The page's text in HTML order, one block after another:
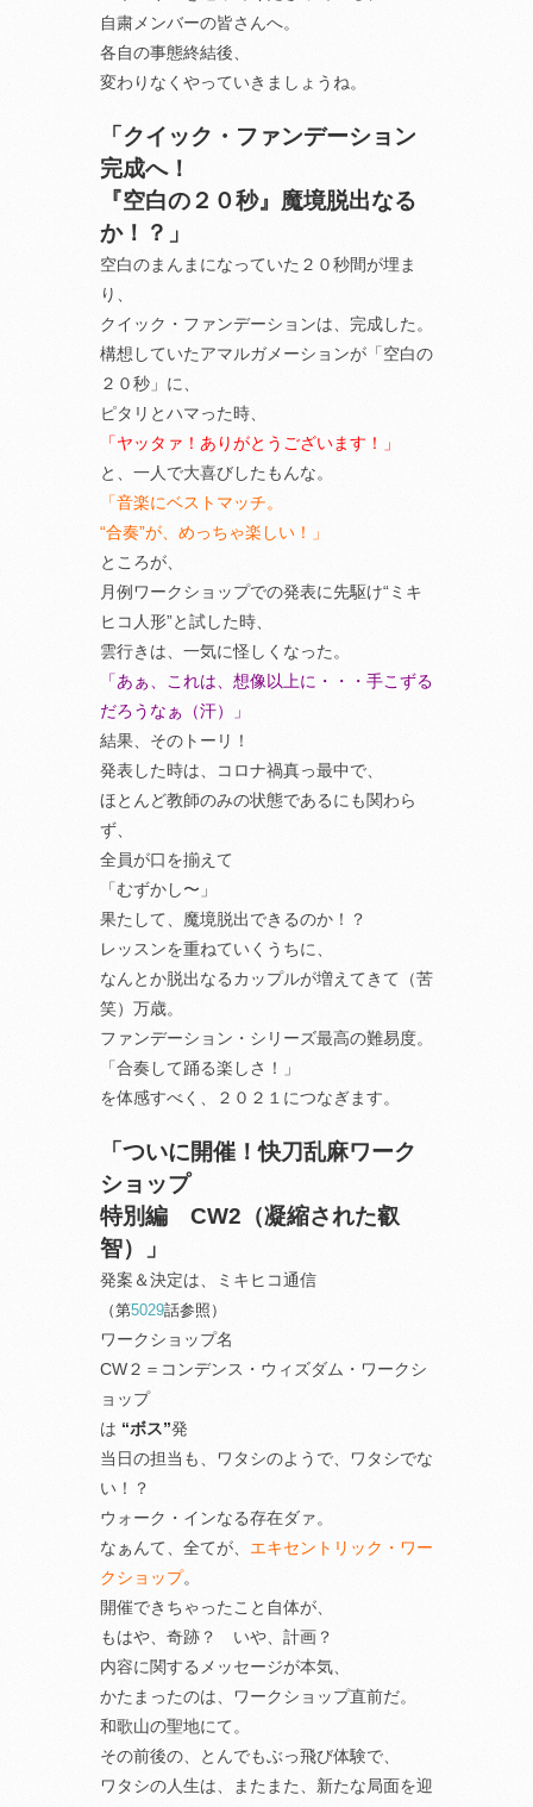
自粛メンバーの皆さんへ。
各自の事態終結後、
変わりなくやっていきましょうね。
「クイック・ファンデーション
完成へ！
『空白の２０秒』魔境脱出なる
か！？」
空白のまんまになっていた２０秒間が埋ま
り、
クイック・ファンデーションは、完成した。
構想していたアマルガメーションが「空白の
２０秒」に、
ピタリとハマった時、
「ヤッタァ！ありがとうございます！」
と、一人で大喜びしたもんな。
「音楽にベストマッチ。
“合奏”が、めっちゃ楽しい！」
ところが、
月例ワークショップでの発表に先駆け“ミキ
ヒコ人形”と試した時、
雲行きは、一気に怪しくなった。
「あぁ、これは、想像以上に・・・手こずる
だろうなぁ（汗）」
結果、そのトーリ！
発表した時は、コロナ禍真っ最中で、
ほとんど教師のみの状態であるにも関わら
ず、
全員が口を揃えて
「むずかし〜」
果たして、魔境脱出できるのか！？
レッスンを重ねていくうちに、
なんとか脱出なるカップルが増えてきて（苦
笑）万歳。
ファンデーション・シリーズ最高の難易度。
「合奏して踊る楽しさ！」
を体感すべく、２０２１につなぎます。
「ついに開催！快刀乱麻ワーク
ショップ
特別編 CW2（凝縮された叡
智）」
発案＆決定は、ミキヒコ通信
（第5029話参照）
ワークショップ名
CW２＝コンデンス・ウィズダム・ワークシ
ョップ
は “ボス”発
当日の担当も、ワタシのようで、ワタシでな
い！？
ウォーク・インなる存在ダァ。
なぁんて、全てが、 エキセントリック・ワー
クショップ。
開催できちゃったこと自体が、
もはや、奇跡？ いや、計画？
内容に関するメッセージが本気、
かたまったのは、ワークショップ直前だ。
和歌山の聖地にて。
その前後の、とんでもぶっ飛び体験で、
ワタシの人生は、またまた、新たな局面を迎